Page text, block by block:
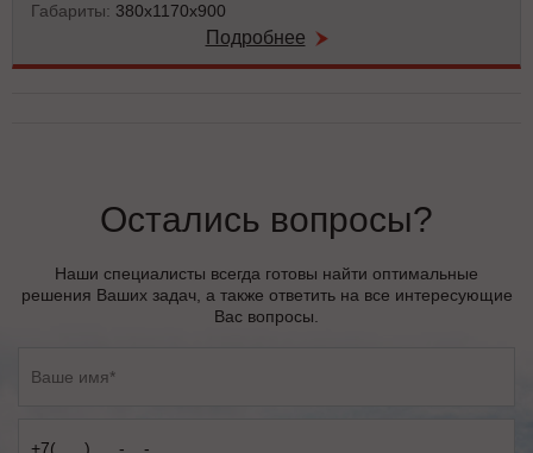
Габариты: 380х1170х900
Подробнее
Остались вопросы?
Наши специалисты всегда готовы найти оптимальные
решения Ваших задач, а также ответить на все интересующие
Вас вопросы.